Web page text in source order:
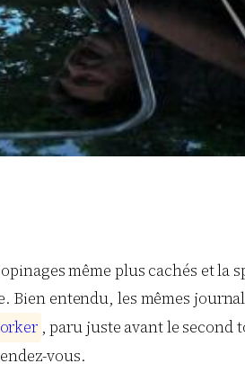
même plus cachés et la
Bien entendu, les mêmes
orker , paru juste avant le second
vous.